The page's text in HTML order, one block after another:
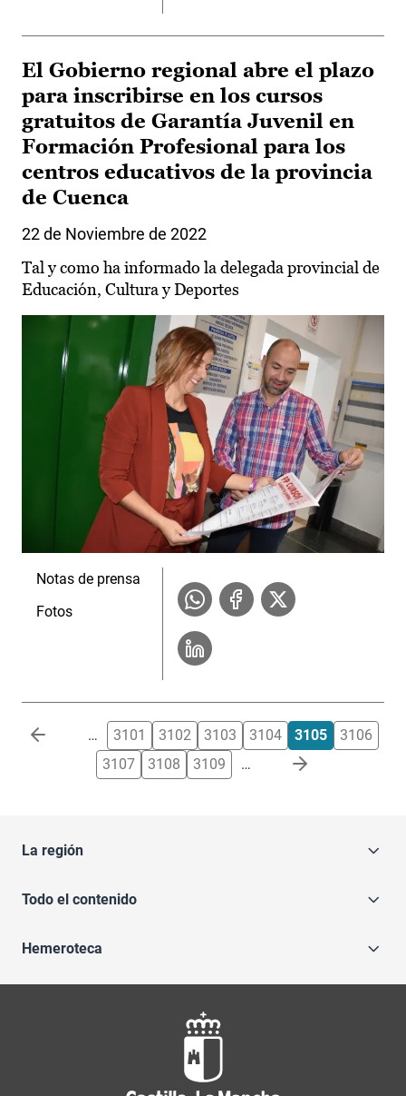
El Gobierno regional abre el plazo
para inscribirse en los cursos
gratuitos de Garantía Juvenil en
Formación Profesional para los
centros educativos de la provincia
de Cuenca
22 de Noviembre de 2022
Tal y como ha informado la delegada provincial de
Educación, Cultura y Deportes
Notas de prensa
Fotos
Paginación … 3101 3102 3103 3104 3105
3106
3107
3108 3109 …
La región
Todo el contenido
Hemeroteca